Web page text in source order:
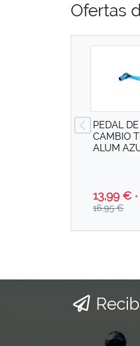
Ofertas
PEDAL DE
CAMBIO
ALUM
13,99 €
16,95 €